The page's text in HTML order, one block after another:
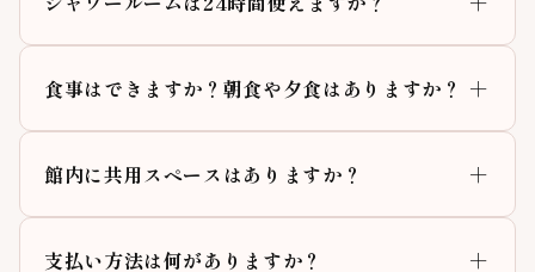
食事はできますか？朝食や夕食はありますか？
館内に共用スペースはありますか？
支払い方法は何がありますか？